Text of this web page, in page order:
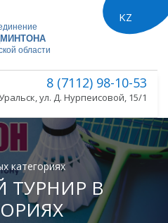
области
ru
KZ
8 (7112) 98-10-53
ул. Д. Нурпеисовой, 15/1
категориях
ТУРНИР В